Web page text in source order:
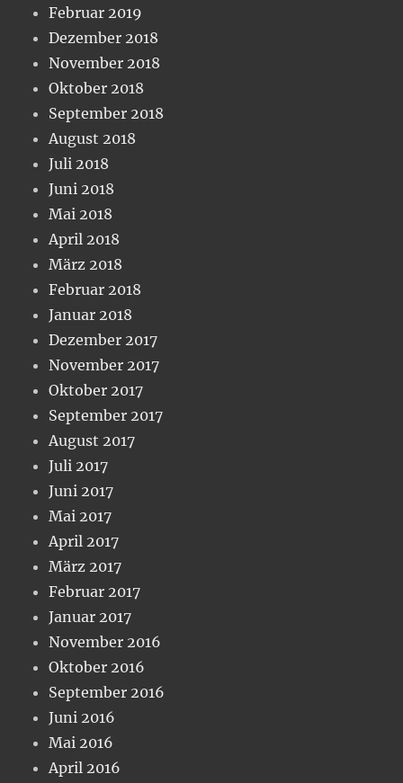
Februar 2019
Dezember 2018
November 2018
Oktober 2018
September 2018
August 2018
Juli 2018
Juni 2018
Mai 2018
April 2018
März 2018
Februar 2018
Januar 2018
Dezember 2017
November 2017
Oktober 2017
September 2017
August 2017
Juli 2017
Juni 2017
Mai 2017
April 2017
März 2017
Februar 2017
Januar 2017
November 2016
Oktober 2016
September 2016
Juni 2016
Mai 2016
April 2016